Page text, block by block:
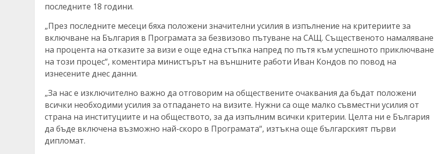
последните 18 години.
„През последните месеци бяха положени значителни усилия в изпълнение на критериите за
включване на България в Програмата за безвизово пътуване на САЩ. Същественото намаляване
на процента на отказите за визи е още една стъпка напред по пътя към успешното приключване
на този процес“, коментира министърът на външните работи Иван Кондов по повод на
изнесените днес данни.
„За нас е изключително важно да отговорим на обществените очаквания да бъдат положени
всички необходими усилия за отпадането на визите. Нужни са още малко съвместни усилия от
страна на институциите и на обществото, за да изпълним всички критерии. Целта ни е България
да бъде включена възможно най-скоро в Програмата“, изтъкна още българският първи
дипломат.